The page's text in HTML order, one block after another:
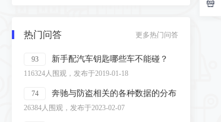
热门问答 更多热门问答
93 新手配汽车钥匙哪些车不能碰？
116324人围观，发布于2019-01-18
74 奔驰与防盗相关的各种数据的分布
26384人围观，发布于2023-02-07